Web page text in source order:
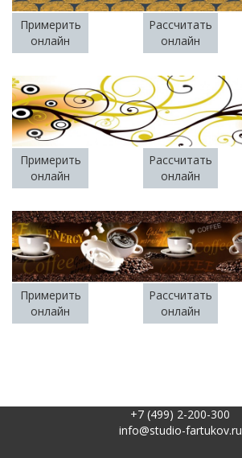
Примерить
онлайн
Рассчитать
онлайн
Примерить
онлайн
Рассчитать
онлайн
Примерить
онлайн
Рассчитать
онлайн
+7 (499) 2-200-300
info@studio-fartukov.ru